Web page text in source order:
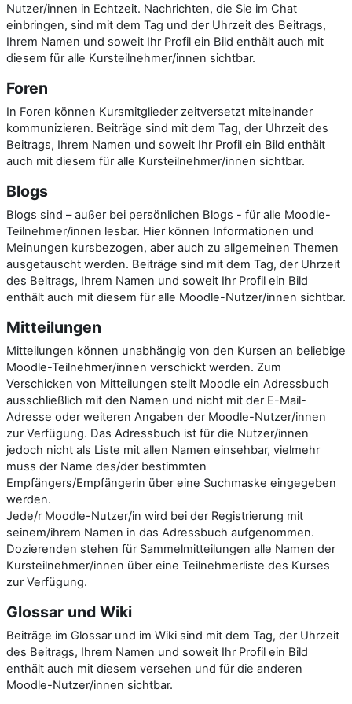
Nutzer/innen in Echtzeit. Nachrichten, die Sie im Chat
einbringen, sind mit dem Tag und der Uhrzeit des Beitrags,
Ihrem Namen und soweit Ihr Profil ein Bild enthält auch mit
diesem für alle Kursteilnehmer/innen sichtbar.
Foren
In Foren können Kursmitglieder zeitversetzt miteinander
kommunizieren. Beiträge sind mit dem Tag, der Uhrzeit des
Beitrags, Ihrem Namen und soweit Ihr Profil ein Bild enthält
auch mit diesem für alle Kursteilnehmer/innen sichtbar.
Blogs
Blogs sind – außer bei persönlichen Blogs - für alle Moodle-
Teilnehmer/innen lesbar. Hier können Informationen und
Meinungen kursbezogen, aber auch zu allgemeinen Themen
ausgetauscht werden. Beiträge sind mit dem Tag, der Uhrzeit
des Beitrags, Ihrem Namen und soweit Ihr Profil ein Bild
enthält auch mit diesem für alle Moodle-Nutzer/innen sichtbar.
Mitteilungen
Mitteilungen können unabhängig von den Kursen an beliebige
Moodle-Teilnehmer/innen verschickt werden. Zum
Verschicken von Mitteilungen stellt Moodle ein Adressbuch
ausschließlich mit den Namen und nicht mit der E-Mail-
Adresse oder weiteren Angaben der Moodle-Nutzer/innen
zur Verfügung. Das Adressbuch ist für die Nutzer/innen
jedoch nicht als Liste mit allen Namen einsehbar, vielmehr
muss der Name des/der bestimmten
Empfängers/Empfängerin über eine Suchmaske eingegeben
werden.
Jede/r Moodle-Nutzer/in wird bei der Registrierung mit
seinem/ihrem Namen in das Adressbuch aufgenommen.
Dozierenden stehen für Sammelmitteilungen alle Namen der
Kursteilnehmer/innen über eine Teilnehmerliste des Kurses
zur Verfügung.
Glossar und Wiki
Beiträge im Glossar und im Wiki sind mit dem Tag, der Uhrzeit
des Beitrags, Ihrem Namen und soweit Ihr Profil ein Bild
enthält auch mit diesem versehen und für die anderen
Moodle-Nutzer/innen sichtbar.